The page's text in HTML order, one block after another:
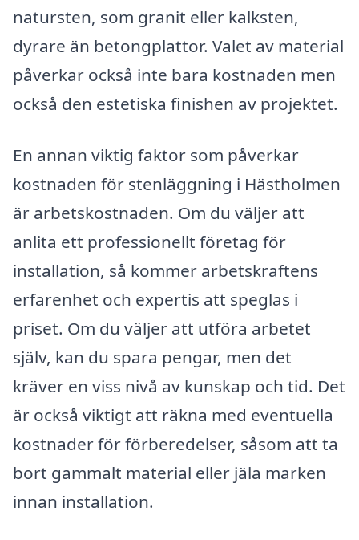
natursten, som granit eller kalksten,
dyrare än betongplattor. Valet av material
påverkar också inte bara kostnaden men
också den estetiska finishen av projektet.
En annan viktig faktor som påverkar
kostnaden för stenläggning i Hästholmen
är arbetskostnaden. Om du väljer att
anlita ett professionellt företag för
installation, så kommer arbetskraftens
erfarenhet och expertis att speglas i
priset. Om du väljer att utföra arbetet
själv, kan du spara pengar, men det
kräver en viss nivå av kunskap och tid. Det
är också viktigt att räkna med eventuella
kostnader för förberedelser, såsom att ta
bort gammalt material eller jäla marken
innan installation.